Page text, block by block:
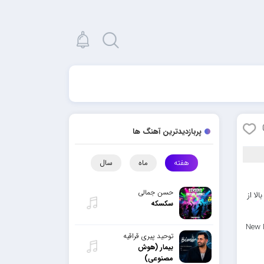
از
پربازدیدترین آهنگ ها
هفته ماه سال
حسن جمالی
سکسکه
توحید پیری قراقیه
بیمار (هوش
مصنوعی)